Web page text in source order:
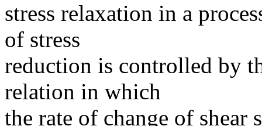
stress relaxation in a
of stress
reduction is controlled by
relation in which
the rate of change of shear